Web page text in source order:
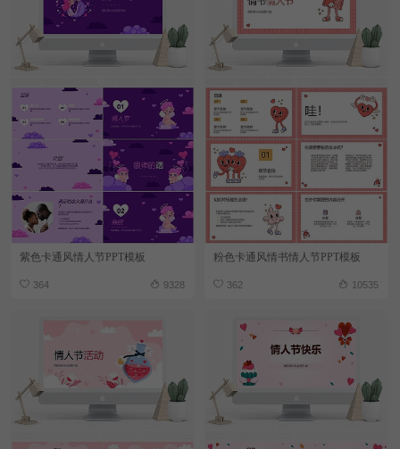
紫色卡通风情人节PPT模板
364 9328
粉色卡通风情书情人节PPT模板
362 10535